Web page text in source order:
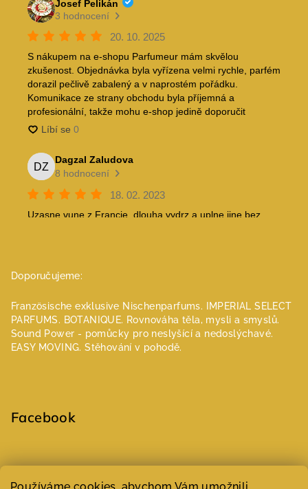
Doporučujeme:
Französische exklusive Nischenparfums.
IMPERIAL SELECT
PARFUMS. BOTANIQUE. Rovnováha těla, mysli a smyslů.
Sound Power - pomůcky pro neslyšící a nedoslýchavé.
EASY MOVING. Stěhování v pohodě.
Facebook